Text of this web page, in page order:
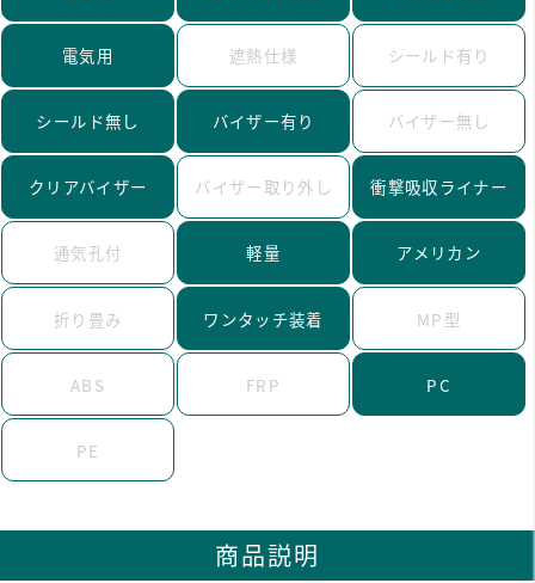
電気用 遮熱仕様 シールド有り
シールド無し バイザー有り バイザー無し
クリアバイザー バイザー取り外し 衝撃吸収ライナー
通気孔付 軽量 アメリカン
折り畳み ワンタッチ装着 MP型
ABS FRP PC
PE
商品説明